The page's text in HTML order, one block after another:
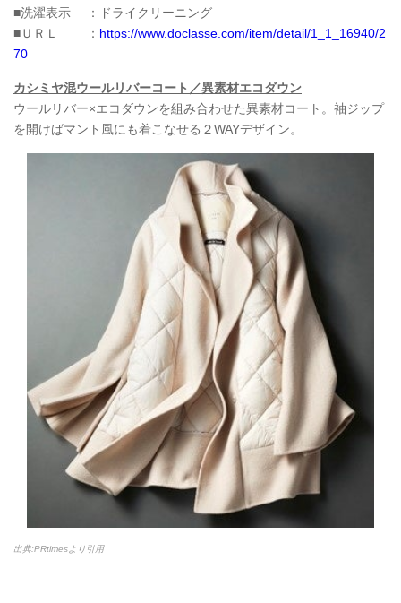
■洗濯表示 ：ドライクリーニング
■ＵＲＬ ： https://www.doclasse.com/item/detail/1_1_16940/2
70
カシミヤ混ウールリバーコート／異素材エコダウン
ウールリバー×エコダウンを組み合わせた異素材コート。袖ジップ
を開けばマント風にも着こなせる２WAYデザイン。
出典:PRtimesより引用